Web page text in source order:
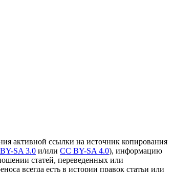
активной ссылки на источник копирования
SA 3.0 и/или CC BY-SA 4.0), информацию
статей, переведенных или
всегда есть в истории правок статьи или